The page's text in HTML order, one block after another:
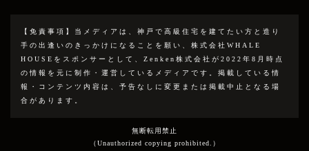
【免責事項】 当メディアは、神戸で高級住宅を建てたい方と造り
手の出逢いのきっかけになることを願い、株式会社WHALE
HOUSEをスポンサーとして、Zenken株式会社が2022年8月時点
の情報を元に制作・運営しているメディアです。掲載している情
報・コンテンツ内容は、予告なしに変更または掲載中止となる場
合があります。
無断転用禁止
（Unauthorized copying prohibited.）